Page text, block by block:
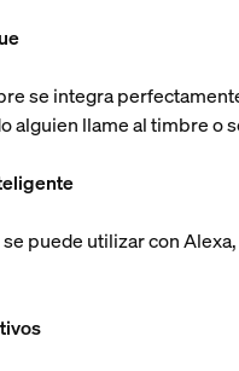
se integra
alguien llame al timbre o
puede utilizar con